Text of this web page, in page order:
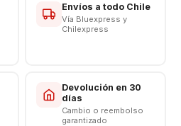
Envíos a todo Chile
Vía Bluexpress y
Chilexpress
Devolución en 30
días
Cambio o reembolso
garantizado